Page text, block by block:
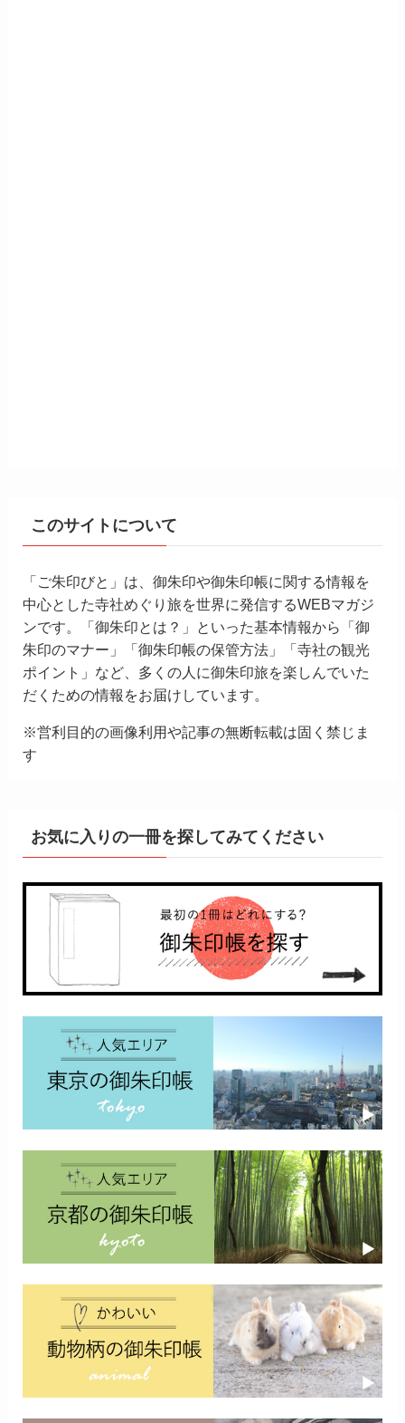
このサイトについて
「ご朱印びと」は、御朱印や御朱印帳に関する情報を
中心とした寺社めぐり旅を世界に発信するWEBマガジ
ンです。「御朱印とは？」といった基本情報から「御
朱印のマナー」「御朱印帳の保管方法」「寺社の観光
ポイント」など、多くの人に御朱印旅を楽しんでいた
だくための情報をお届けしています。
※営利目的の画像利用や記事の無断転載は固く禁じま
す
お気に入りの一冊を探してみてください